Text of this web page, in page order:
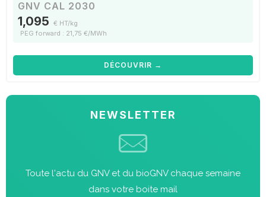
GNV CAL 2030
1,095 € HT/kg
PEG forward : 21,75 €/MWh
DÉCOUVRIR →
NEWSLETTER
Toute l'actu du GNV et du bioGNV chaque semaine
dans votre boite mail